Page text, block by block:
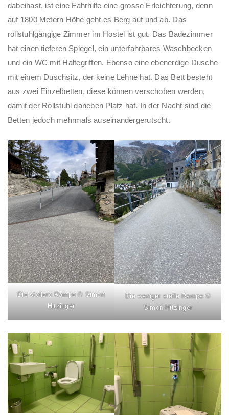
dabeihast, ist eine Fahrhilfe eine grosse Erleichterung, denn
auf 1800 Metern Höhe geht es Berg auf und ab. Das
rollstuhlgängige Zimmer im Hostel ist gut. Das Badezimmer
hat einen tieferen Spiegel, ein unterfahrbares Waschbecken
und ein WC mit Haltegriffen. Ebenso eine ebenerdige Dusche
mit einem Duschsitz, der keine Lehne hat. Das Bett besteht
aus zwei Einzelbetten, diese können verschoben werden,
damit der Rollstuhl daneben Platz hat. In der Nacht sind die
Betten jedoch mehrmals auseinandergerutscht.
Die steilere Rampe © Simon
Hitzinger
Die weniger steile Rampe ©
Simon Hitzinger